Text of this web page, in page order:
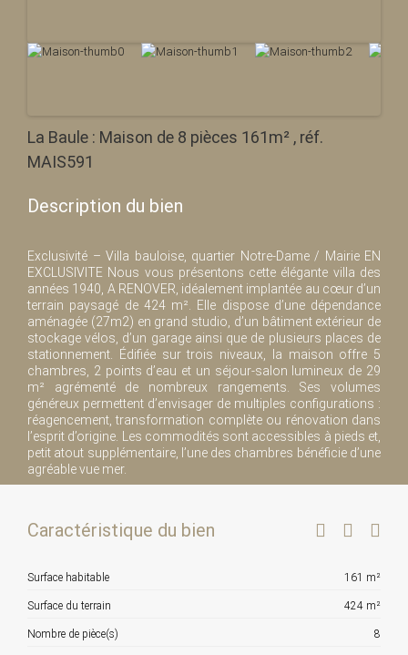
La Baule : Maison de 8 pièces 161m² , réf.
MAIS591
Description du bien
Exclusivité – Villa bauloise, quartier Notre-Dame / Mairie EN
EXCLUSIVITE Nous vous présentons cette élégante villa des
années 1940, A RENOVER, idéalement implantée au cœur d’un
terrain paysagé de 424 m². Elle dispose d’une dépendance
aménagée (27m2) en grand studio, d’un bâtiment extérieur de
stockage vélos, d’un garage ainsi que de plusieurs places de
stationnement. Édifiée sur trois niveaux, la maison offre 5
chambres, 2 points d’eau et un séjour-salon lumineux de 29
m² agrémenté de nombreux rangements. Ses volumes
généreux permettent d’envisager de multiples configurations :
réagencement, transformation complète ou rénovation dans
l’esprit d’origine. Les commodités sont accessibles à pieds et,
petit atout supplémentaire, l’une des chambres bénéficie d’une
agréable vue mer.
Caractéristique du bien
Surface habitable 161 m²
Surface du terrain 424 m²
Nombre de pièce(s) 8